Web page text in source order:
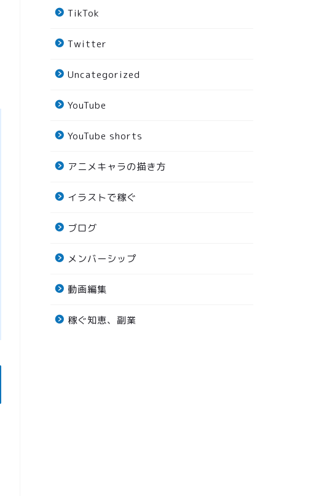
TikTok
Twitter
Uncategorized
YouTube
YouTube shorts
アニメキャラの描き方
イラストで稼ぐ
ブログ
メンバーシップ
動画編集
稼ぐ知恵、副業